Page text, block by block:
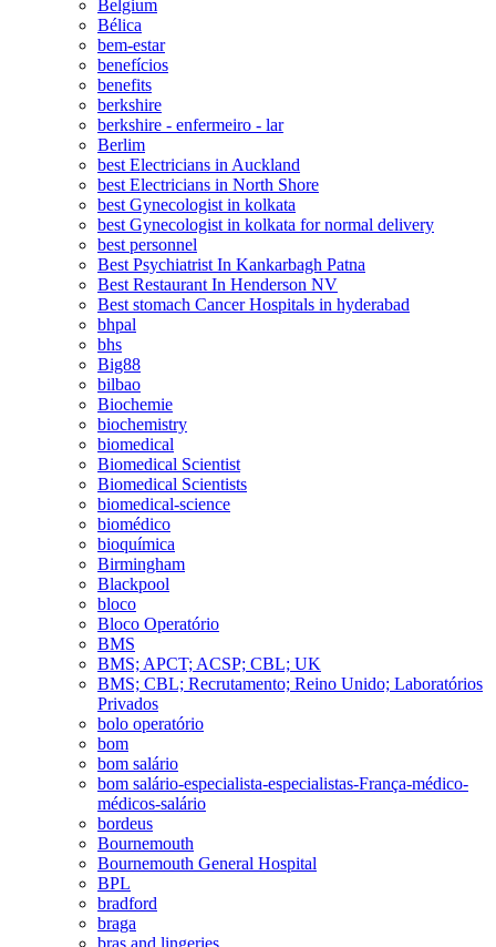
Belgium
Bélica
bem-estar
benefícios
benefits
berkshire
berkshire - enfermeiro - lar
Berlim
best Electricians in Auckland
best Electricians in North Shore
best Gynecologist in kolkata
best Gynecologist in kolkata for normal delivery
best personnel
Best Psychiatrist In Kankarbagh Patna
Best Restaurant In Henderson NV
Best stomach Cancer Hospitals in hyderabad
bhpal
bhs
Big88
bilbao
Biochemie
biochemistry
biomedical
Biomedical Scientist
Biomedical Scientists
biomedical-science
biomédico
bioquímica
Birmingham
Blackpool
bloco
Bloco Operatório
BMS
BMS; APCT; ACSP; CBL; UK
BMS; CBL; Recrutamento; Reino Unido; Laboratórios
Privados
bolo operatório
bom
bom salário
bom salário-especialista-especialistas-França-médico-
médicos-salário
bordeus
Bournemouth
Bournemouth General Hospital
BPL
bradford
braga
bras and lingeries